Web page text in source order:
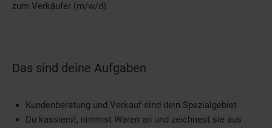
zum Verkäufer (m/w/d).
Das sind deine Aufgaben
Kundenberatung und Verkauf sind dein Spezialgebiet
Du kassierst, nimmst Waren an und zeichnest sie aus